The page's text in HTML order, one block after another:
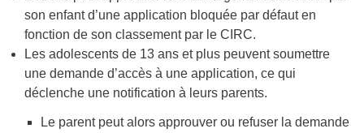
son enfant d’une application bloquée par défaut en
fonction de son classement par le CIRC.
Les adolescents de 13 ans et plus peuvent soumettre
une demande d’accès à une application, ce qui
déclenche une notification à leurs parents.
Le parent peut alors approuver ou refuser la demande